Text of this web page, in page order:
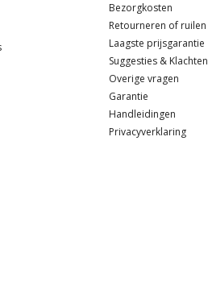
Bezorgkosten
Retourneren of ruilen
Laagste prijsgarantie
Suggesties & Klachten
Overige vragen
Garantie
Handleidingen
Privacyverklaring